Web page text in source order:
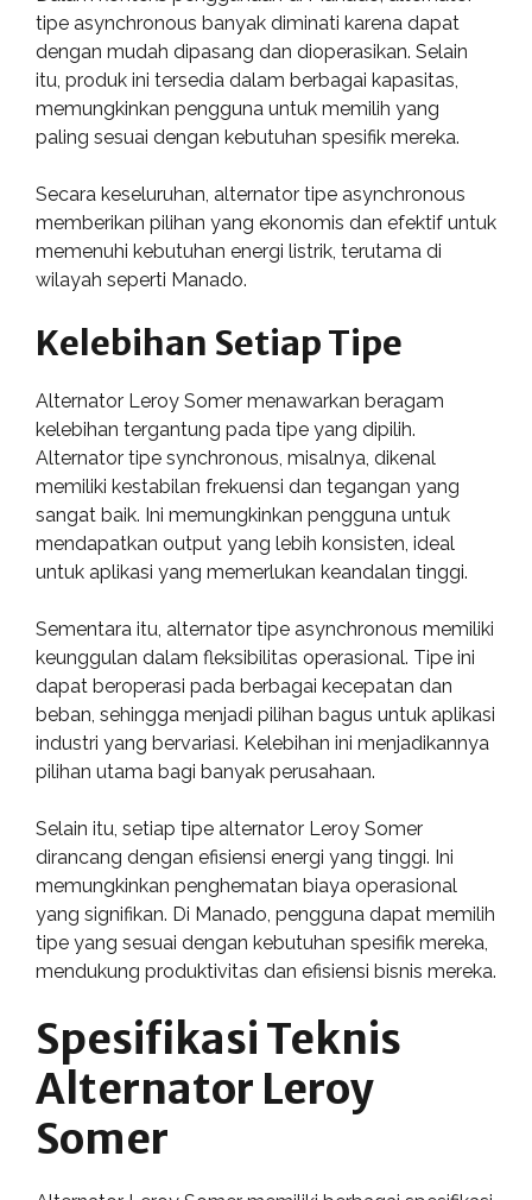
tipe asynchronous banyak diminati karena dapat
dengan mudah dipasang dan dioperasikan. Selain
itu, produk ini tersedia dalam berbagai kapasitas,
memungkinkan pengguna untuk memilih yang
paling sesuai dengan kebutuhan spesifik mereka.
Secara keseluruhan, alternator tipe asynchronous
memberikan pilihan yang ekonomis dan efektif untuk
memenuhi kebutuhan energi listrik, terutama di
wilayah seperti Manado.
Kelebihan Setiap Tipe
Alternator Leroy Somer menawarkan beragam
kelebihan tergantung pada tipe yang dipilih.
Alternator tipe synchronous, misalnya, dikenal
memiliki kestabilan frekuensi dan tegangan yang
sangat baik. Ini memungkinkan pengguna untuk
mendapatkan output yang lebih konsisten, ideal
untuk aplikasi yang memerlukan keandalan tinggi.
Sementara itu, alternator tipe asynchronous memiliki
keunggulan dalam fleksibilitas operasional. Tipe ini
dapat beroperasi pada berbagai kecepatan dan
beban, sehingga menjadi pilihan bagus untuk aplikasi
industri yang bervariasi. Kelebihan ini menjadikannya
pilihan utama bagi banyak perusahaan.
Selain itu, setiap tipe alternator Leroy Somer
dirancang dengan efisiensi energi yang tinggi. Ini
memungkinkan penghematan biaya operasional
yang signifikan. Di Manado, pengguna dapat memilih
tipe yang sesuai dengan kebutuhan spesifik mereka,
mendukung produktivitas dan efisiensi bisnis mereka.
Spesifikasi Teknis
Alternator Leroy
Somer